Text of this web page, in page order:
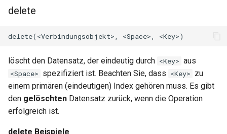
delete
löscht den Datensatz, der eindeutig durch <Key> aus
<Space> spezifiziert ist. Beachten Sie, dass <Key> zu
einem primären (eindeutigen) Index gehören muss. Es gibt
den gelöschten Datensatz zurück, wenn die Operation
erfolgreich ist.
delete Beispiele